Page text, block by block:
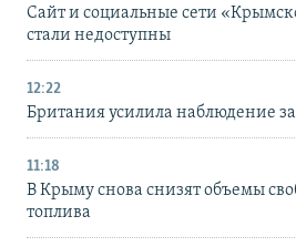
Сайт и социальные сети
стали недоступны
12:22
Британия усилила наблюдение
11:18
В Крыму снова снизят объемы
топлива